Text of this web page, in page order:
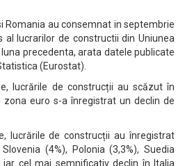
Romania au consemnat in septembrie
al lucrarilor de constructii din Uniunea
precedenta, arata datele publicate
(Eurostat).
lucrările de construcții au scăzut în
zona euro s-a înregistrat un declin de
lucrările de construcții au înregistrat
(4%), Polonia (3,3%), Suedia
iar cel mai semnificativ declin în Italia